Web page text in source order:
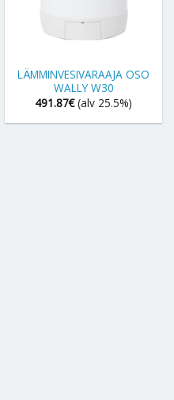
LÄMMINVESIVARAAJA OSO
WALLY W30
491.87€ (alv 25.5%)